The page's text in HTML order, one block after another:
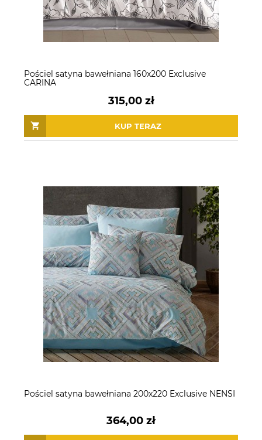
Pościel satyna bawełniana 160x200 Exclusive
CARINA
315,00 zł
KUP TERAZ
Pościel satyna bawełniana 200x220 Exclusive NENSI
364,00 zł